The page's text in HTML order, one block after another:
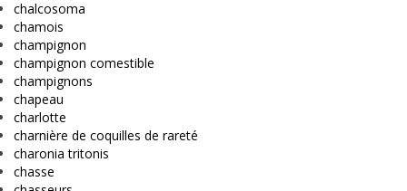
chalcosoma
chamois
champignon
champignon comestible
champignons
chapeau
charlotte
charnière de coquilles de rareté
charonia tritonis
chasse